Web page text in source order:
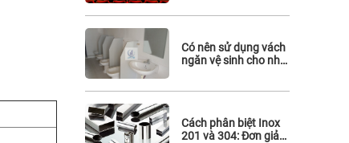
Có nên sử dụng vách
ngăn vệ sinh cho nhà
Cách phân biệt Inox
201 và 304: Đơn giản,